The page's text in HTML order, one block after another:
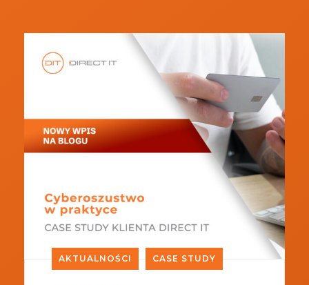
AKTUALNOŚCI CASE STUDY